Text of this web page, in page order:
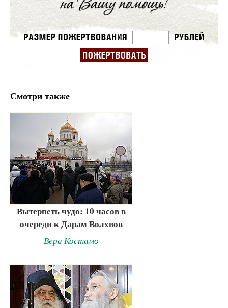
Смотри также
Вытерпеть чудо: 10 часов в
очереди к Дарам Волхвов
Вера Костамо